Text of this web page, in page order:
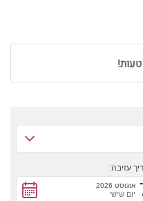
עזיבה:
אוגוסט 2026
יום שישי